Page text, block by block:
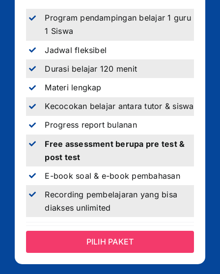
Program pendampingan belajar 1 guru
1 Siswa
Jadwal fleksibel
Durasi belajar 120 menit
Materi lengkap
Kecocokan belajar antara tutor & siswa
Progress report bulanan
Free assessment berupa pre test &
post test
E-book soal & e-book pembahasan
Recording pembelajaran yang bisa
diakses unlimited
PILIH PAKET